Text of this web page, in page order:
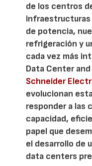
de los centros
infraestructuras
de potencia,
refrigeración y
cada vez más
Data Center and
Schneider
evolucionan
responder a las
capacidad,
papel que
el desarrollo de
data centers